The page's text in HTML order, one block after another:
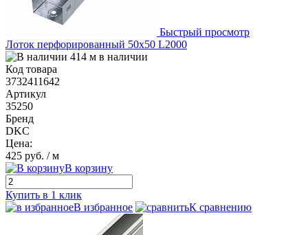
Быстрый просмотр
Лоток перфорированный 50х50 L2000
414 м в наличии
Код товара
3732411642
Артикул
35250
Бренд
DKC
Цена:
425 руб. / м
В корзину
Купить в 1 клик
В избранное
К сравнению